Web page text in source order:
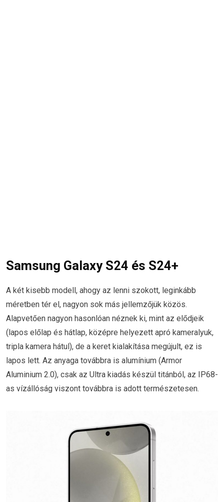
Samsung Galaxy S24 és S24+
A két kisebb modell, ahogy az lenni szokott, leginkább
méretben tér el, nagyon sok más jellemzőjük közös.
Alapvetően nagyon hasonlóan néznek ki, mint az elődjeik
(lapos előlap és hátlap, középre helyezett apró kameralyuk,
tripla kamera hátul), de a keret kialakítása megújult, ez is
lapos lett. Az anyaga továbbra is alumínium (Armor
Aluminium 2.0), csak az Ultra kiadás készül titánból, az IP68-
as vízállóság viszont továbbra is adott természetesen.